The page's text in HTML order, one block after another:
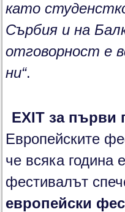
като
Сърбия и на
отговорност е
ни“.
EXIT за първи
Европейските
че всяка година
фестивалът
европейски